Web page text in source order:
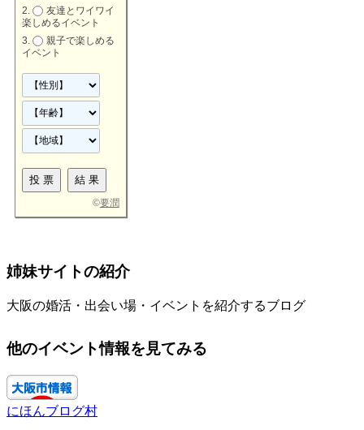
友達とワイワイ
楽しめるイベント
親子で楽しめる
イベント
©要潤
姉妹サイトの紹介
大阪の婚活・出会い場・イベントを紹介するブログ
他のイベント情報を見てみる
にほんブログ村